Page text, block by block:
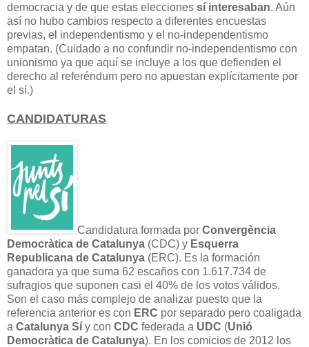
democracia y de que estas elecciones sí interesaban. Aún
así no hubo cambios respecto a diferentes encuestas
previas, el independentismo y el no-independentismo
empatan. (Cuidado a no confundir no-independentismo con
unionismo ya que aquí se incluye a los que defienden el
derecho al referéndum pero no apuestan explícitamente por
el sí.)
CANDIDATURAS
Candidatura formada por Convergència
Democràtica de Catalunya (CDC) y Esquerra
Republicana de Catalunya (ERC). Es la formación
ganadora ya que suma 62 escaños con 1.617.734 de
sufragios que suponen casi el 40% de los votos válidos.
Son el caso más complejo de analizar puesto que la
referencia anterior es con ERC por separado pero coaligada
a Catalunya Sí y con CDC federada a UDC (Unió
Democràtica de Catalunya). En los comicios de 2012 los